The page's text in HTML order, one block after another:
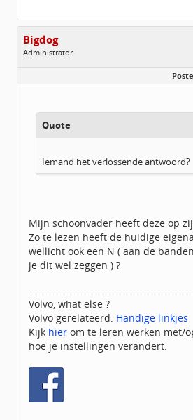
Bigdog
Administrator
Homepage:
volvov70forum.com
Quote
Iemand het verlossende antwoord?
Mijn schoonvader heeft deze op
Zo te lezen heeft de huidige
wellicht ook een N ( aan de
je dit wel zeggen ) ?
Volvo, what else ?
Volvo gerelateerd: Handige linkjes
Kijk hier om te leren werken met/
hoe je instellingen verandert.